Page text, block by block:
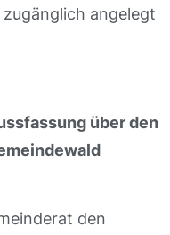
angelegt
über den
den